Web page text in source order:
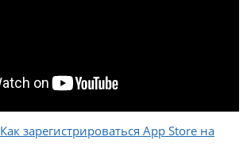
Как зарегистрироваться App Store на